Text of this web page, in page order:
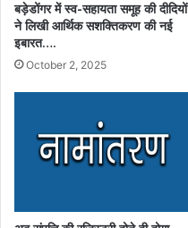
बड़ेडोंगर में स्व-सहायता समूह की दीदियों
ने लिखी आर्थिक सशक्तिकरण की नई
इबारत….
October 2, 2025